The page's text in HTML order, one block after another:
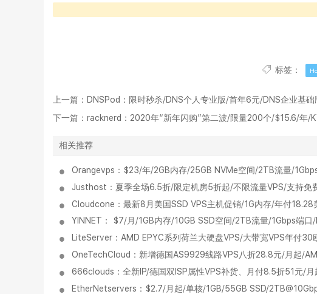
标签：
上一篇： DNSPod：限时秒杀/DNS个人专业版/首年6元/DNS企业基
下一篇： racknerd：2020年“新年闪购”第二波/限量200个/$15.6/年/
相关推荐
Orangevps：$23/年/2GB内存/25GB NVMe空间/2TB流量/
Justhost：夏季全场6.5折/限定机房5折起/不限流量VPS/支持免
Cloudcone：最新8月美国SSD VPS主机促销/1G内存/年付18.28
YINNET： $7/月/1GB内存/10GB SSD空间/2TB流量/1Gbps端口
LiteServer：AMD EPYC系列荷兰大硬盘VPS/大带宽VPS年付30
OneTechCloud：新增德国AS9929线路VPS八折28.8元/月起/
666clouds：全新IP/德国双ISP属性VPS补货、月付8.5折51元/
EtherNetservers：$2.7/月起/单核/1GB/55GB SSD/